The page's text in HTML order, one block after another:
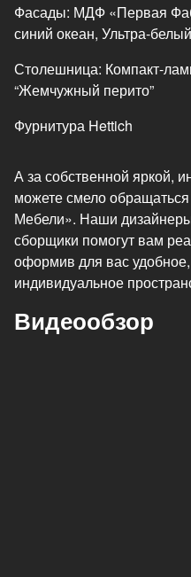
Фасады: МДФ «Первая
синий океан, Ультра-белый
Столешница: Компакт-
“Жемчужный перито”
Фурнитура Hettich
А за собственной яркой,
можете смело
Мебели». Наши
сборщики помогут вам
оформив для вас удобное,
индивидуальное
Видеообзор